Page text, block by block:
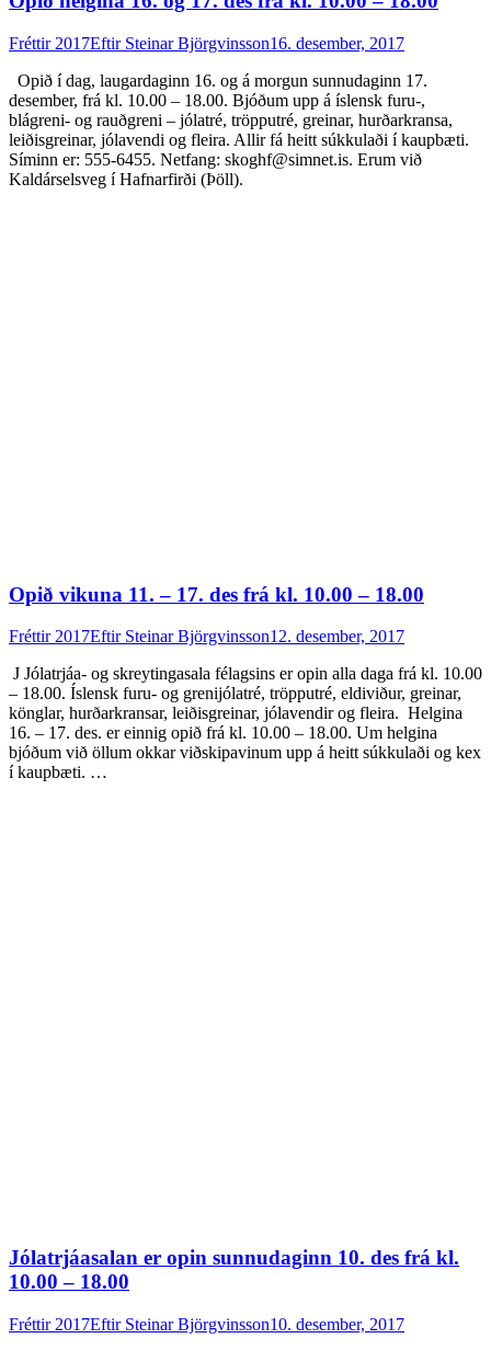
Fréttir 2017Eftir Steinar Björgvinsson16. desember, 2017
Opið í dag, laugardaginn 16. og á morgun sunnudaginn 17.
desember, frá kl. 10.00 – 18.00. Bjóðum upp á íslensk furu-,
blágreni- og rauðgreni – jólatré, tröpputré, greinar, hurðarkransa,
leiðisgreinar, jólavendi og fleira. Allir fá heitt súkkulaði í kaupbæti.
Síminn er: 555-6455. Netfang: skoghf@simnet.is. Erum við
Kaldárselsveg í Hafnarfirði (Þöll).
Opið vikuna 11. – 17. des frá kl. 10.00 – 18.00
Fréttir 2017Eftir Steinar Björgvinsson12. desember, 2017
J Jólatrjáa- og skreytingasala félagsins er opin alla daga frá kl. 10.00
– 18.00. Íslensk furu- og grenijólatré, tröpputré, eldiviður, greinar,
könglar, hurðarkransar, leiðisgreinar, jólavendir og fleira. Helgina
16. – 17. des. er einnig opið frá kl. 10.00 – 18.00. Um helgina
bjóðum við öllum okkar viðskipavinum upp á heitt súkkulaði og kex
í kaupbæti. …
Jólatrjáasalan er opin sunnudaginn 10. des frá kl.
10.00 – 18.00
Fréttir 2017Eftir Steinar Björgvinsson10. desember, 2017